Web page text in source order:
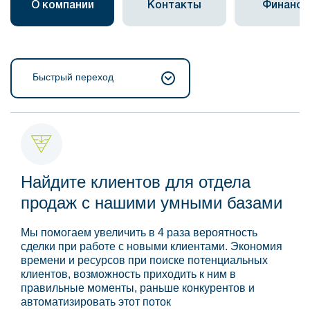
О компании Контакты Финансы
Быстрый переход
Найдите клиентов для отдела
продаж с нашими умными базами
Мы помогаем увеличить в 4 раза вероятность
сделки при работе с новыми клиентами. Экономия
времени и ресурсов при поиске потенциальных
клиентов, возможность приходить к ним в
правильные моменты, раньше конкурентов и
автоматизировать этот поток